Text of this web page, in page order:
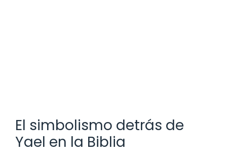
El simbolismo detrás de
Yael en la Biblia